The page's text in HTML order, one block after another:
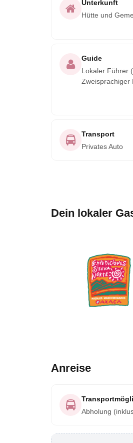
Unterkunft
Hütte und
Guide
Lokaler Führer
Zweisprachiger
Transport
Privates Auto
Dein lokaler
Anreise
Abholung